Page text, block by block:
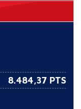
8.484,37 PTS